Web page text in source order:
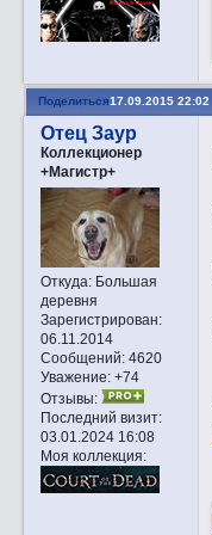
Поделиться17.09.2015 22:02
Отец Заур
Коллекционер
+Магистр+
Откуда:Большая
деревня
Зарегистрирован:
06.11.2014
Сообщений:4620
Уважение: +74
Отзывы:
Последний визит:
03.01.2024 16:08
Моя коллекция: